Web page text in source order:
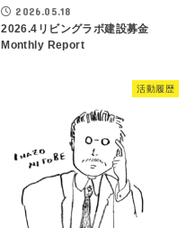
2026.05.18
2026.4リビングラボ建設募金
Monthly Report
活動履歴